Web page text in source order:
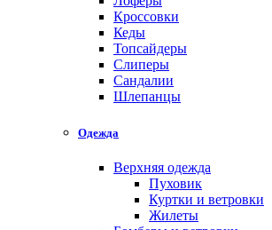
Кроссовки
Кеды
Топсайдеры
Слиперы
Сандалии
Шлепанцы
Одежда
Верхняя одежда
Пуховик
Куртки и ветровки
Жилеты